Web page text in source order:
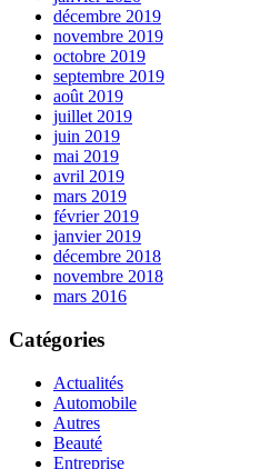
décembre 2019
novembre 2019
octobre 2019
septembre 2019
août 2019
juillet 2019
juin 2019
mai 2019
avril 2019
mars 2019
février 2019
janvier 2019
décembre 2018
novembre 2018
mars 2016
Catégories
Actualités
Automobile
Autres
Beauté
Entreprise